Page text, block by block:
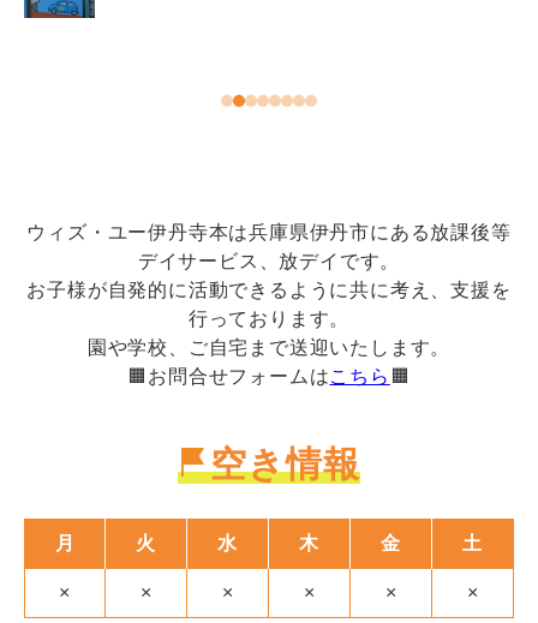
ウィズ・ユー伊丹寺本は兵庫県伊丹市にある放課後等
デイサービス、放デイです。
お子様が自発的に活動できるように共に考え、支援を
行っております。
園や学校、ご自宅まで送迎いたします。
🟧お問合せフォームはこちら 🟧
空き情報
月 火 水 木 金 土
× × × × × ×